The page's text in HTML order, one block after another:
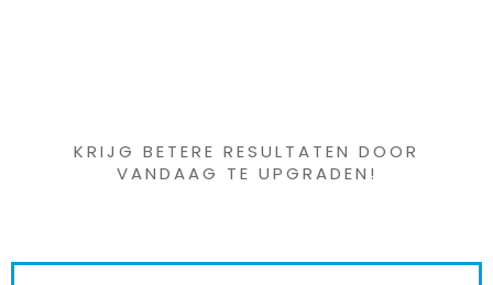
KRIJG BETERE RESULTATEN DOOR
VANDAAG TE UPGRADEN!